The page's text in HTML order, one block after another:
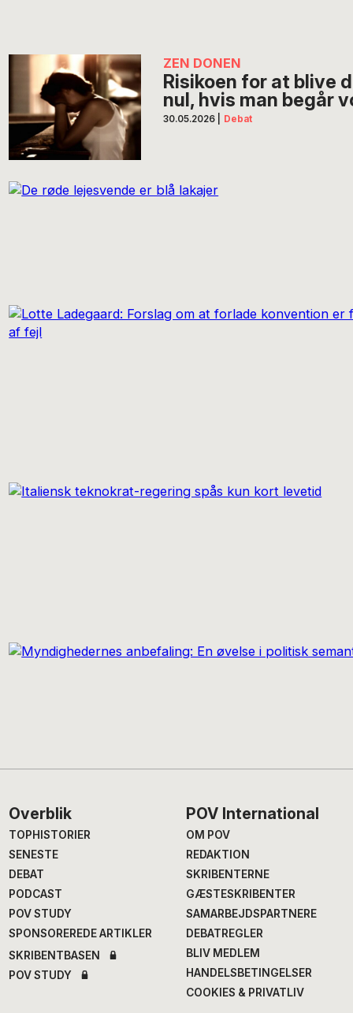
ZEN DONEN
Risikoen for at blive
nul, hvis man begår
30.05.2026 Debat
Footer
Overblik
TOPHISTORIER
SENESTE
DEBAT
PODCAST
POV STUDY
SPONSOREREDE ARTIKLER
SKRIBENTBASEN
POV STUDY
POV International
OM POV
REDAKTION
SKRIBENTERNE
GÆSTESKRIBENTER
SAMARBEJDSPARTNERE
DEBATREGLER
BLIV MEDLEM
HANDELSBETINGELSER
COOKIES & PRIVATLIV